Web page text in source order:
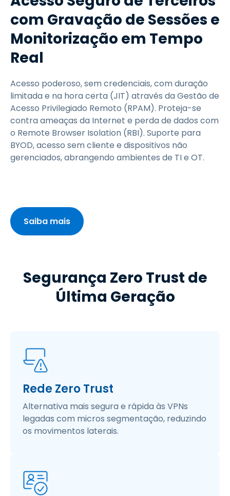
com Gravação de Sessões e
Monitorização em Tempo
Real​
Acesso poderoso, sem credenciais, com duração
limitada e na hora certa (JIT) através da Gestão de
Acesso Privilegiado Remoto (RPAM). Proteja-se
contra ameaças da Internet e perda de dados com
o Remote Browser Isolation (RBI). Suporte para
BYOD, acesso sem cliente e dispositivos não
gerenciados, abrangendo ambientes de TI e OT.​
Saiba mais
Segurança Zero Trust de
Última Geração
Rede Zero Trust
Alternativa mais segura e rápida às VPNs
legadas com micros segmentação, reduzindo
os movimentos laterais. ​